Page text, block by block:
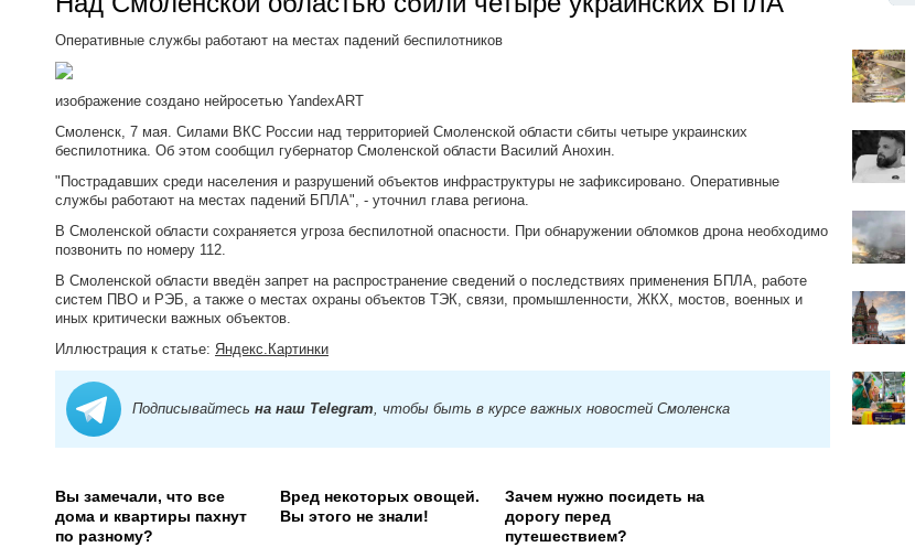
Оперативные службы работают на местах падений беспилотников
изображение создано нейросетью YandexART
Смоленск, 7 мая. Силами ВКС России над территорией Смоленской области сбиты четыре украинских
беспилотника. Об этом сообщил губернатор Смоленской области Василий Анохин.
"Пострадавших среди населения и разрушений объектов инфраструктуры не зафиксировано. Оперативные
службы работают на местах падений БПЛА", - уточнил глава региона.
В Смоленской области сохраняется угроза беспилотной опасности. При обнаружении обломков дрона необходимо
позвонить по номеру 112.
В Смоленской области введён запрет на распространение сведений о последствиях применения БПЛА, работе
систем ПВО и РЭБ, а также о местах охраны объектов ТЭК, связи, промышленности, ЖКХ, мостов, военных и
иных критически важных объектов.
Иллюстрация к статье: Яндекс.Картинки
Подписывайтесь на наш Telegram, чтобы быть в курсе важных новостей Смоленска
Вы замечали, что все
дома и квартиры пахнут
по разному?
Вред некоторых овощей.
Вы этого не знали!
Зачем нужно посидеть на
дорогу перед
путешествием?